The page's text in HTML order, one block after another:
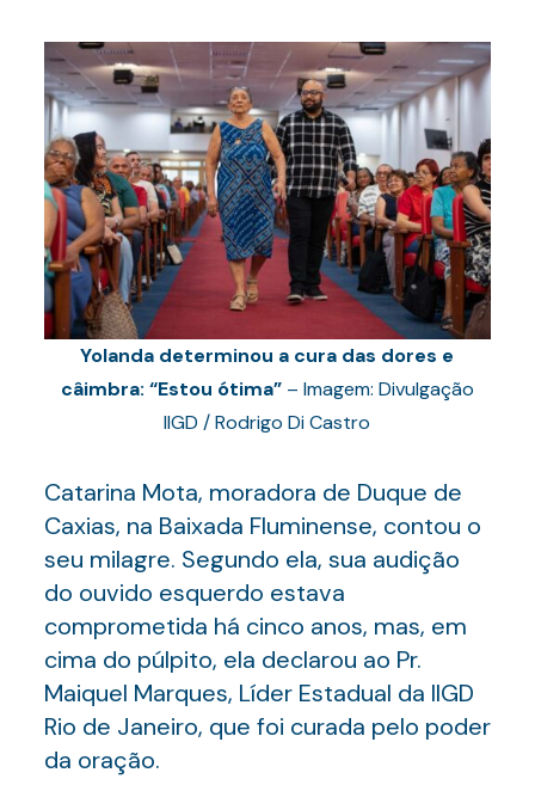
Yolanda determinou a cura das dores e
câimbra: “Estou ótima” – Imagem: Divulgação
IIGD / Rodrigo Di Castro
Catarina Mota, moradora de Duque de
Caxias, na Baixada Fluminense, contou o
seu milagre. Segundo ela, sua audição
do ouvido esquerdo estava
comprometida há cinco anos, mas, em
cima do púlpito, ela declarou ao Pr.
Maiquel Marques, Líder Estadual da IIGD
Rio de Janeiro, que foi curada pelo poder
da oração.